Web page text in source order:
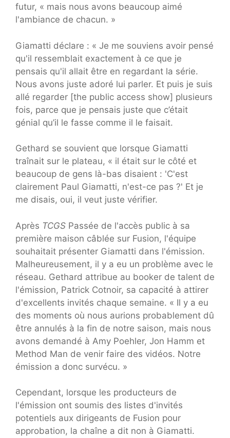
futur, « mais nous avons beaucoup aimé
l'ambiance de chacun. »
Giamatti déclare : « Je me souviens avoir pensé
qu'il ressemblait exactement à ce que je
pensais qu'il allait être en regardant la série.
Nous avons juste adoré lui parler. Et puis je suis
allé regarder [the public access show] plusieurs
fois, parce que je pensais juste que c’était
génial qu’il le fasse comme il le faisait.
Gethard se souvient que lorsque Giamatti
traînait sur le plateau, « il était sur le côté et
beaucoup de gens là-bas disaient : 'C'est
clairement Paul Giamatti, n'est-ce pas ?' Et je
me disais, oui, il veut juste vérifier.
Après TCGS Passée de l'accès public à sa
première maison câblée sur Fusion, l'équipe
souhaitait présenter Giamatti dans l'émission.
Malheureusement, il y a eu un problème avec le
réseau. Gethard attribue au booker de talent de
l'émission, Patrick Cotnoir, sa capacité à attirer
d'excellents invités chaque semaine. « Il y a eu
des moments où nous aurions probablement dû
être annulés à la fin de notre saison, mais nous
avons demandé à Amy Poehler, Jon Hamm et
Method Man de venir faire des vidéos. Notre
émission a donc survécu. »
Cependant, lorsque les producteurs de
l'émission ont soumis des listes d'invités
potentiels aux dirigeants de Fusion pour
approbation, la chaîne a dit non à Giamatti.